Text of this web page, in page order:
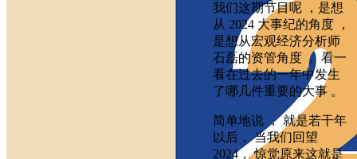
我们这期节目呢 ，是想
从 2024 大事纪的角度 ，
是想从宏观经济分析师
石磊的资管角度 ， 看一
看在过去的一年中发生
了哪几件重要的大事 。
简单地说 ， 就是若干年
以后， 当我们回望
2024， 惊觉原来这就是